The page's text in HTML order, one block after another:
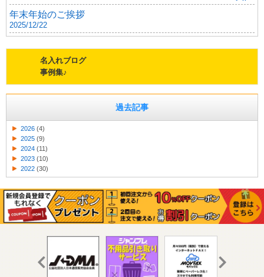
年末年始のご挨拶
2025/12/22
名入れブログ
事例集♪
過去記事
2026 (4)
2025 (9)
2024 (11)
2023 (10)
2022 (30)